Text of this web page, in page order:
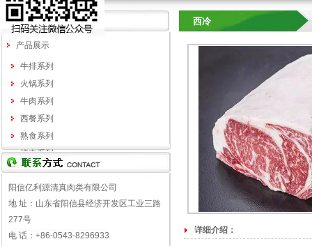
产品展示
牛排系列
火锅系列
牛肉系列
西餐系列
熟食系列
烤肉系列
阳信亿利源清真肉类有限公司
地 址：山东省阳信县经济开发区工业三路
277号
电 话：+86-0543-8296933
西冷
详细介绍：